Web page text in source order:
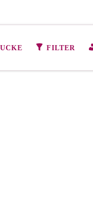
FILTER